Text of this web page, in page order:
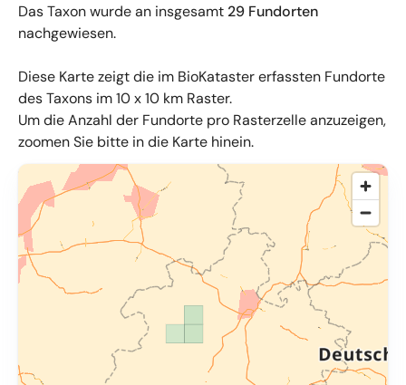
Das Taxon wurde an insgesamt 29 Fundorten
nachgewiesen.
Diese Karte zeigt die im BioKataster erfassten Fundorte
des Taxons im 10 x 10 km Raster.
Um die Anzahl der Fundorte pro Rasterzelle anzuzeigen,
zoomen Sie bitte in die Karte hinein.
© OpenMapTiles,OpenStreetMap 34u GmbH